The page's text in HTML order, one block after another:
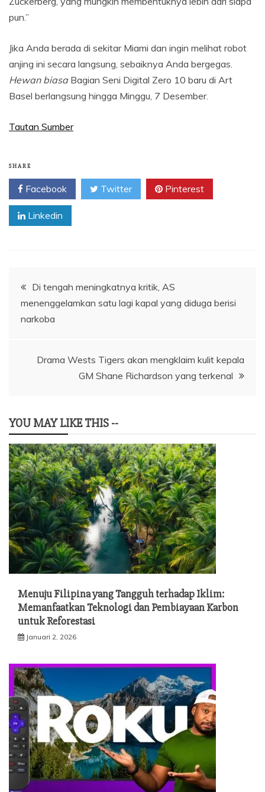
pun.”
Jika Anda berada di sekitar Miami dan ingin melihat robot
anjing ini secara langsung, sebaiknya Anda bergegas.
Hewan biasaBagian Seni Digital Zero 10 baru di Art
Basel berlangsung hingga Minggu, 7 Desember.
Tautan Sumber
SHARE
Facebook Twitter Pinterest
Linkedin
Navigasi
pos
Di tengah meningkatnya kritik, AS
menenggelamkan satu lagi kapal yang diduga berisi
narkoba
Drama Wests Tigers akan mengklaim kulit kepala
GM Shane Richardson yang terkenal
YOU MAY LIKE THIS --
Menuju Filipina yang Tangguh terhadap Iklim:
Memanfaatkan Teknologi dan Pembiayaan Karbon
untuk Reforestasi
Januari 2, 2026